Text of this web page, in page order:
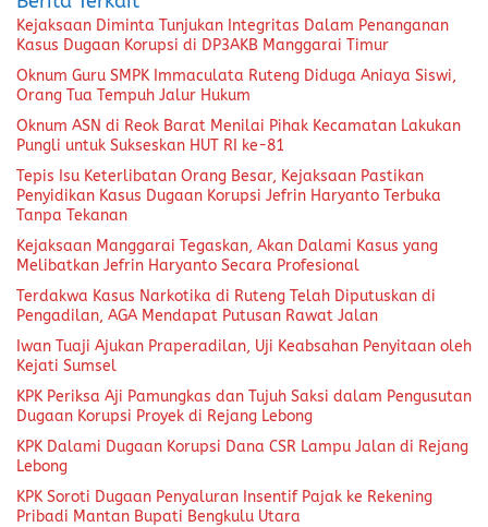
Kejaksaan Diminta Tunjukan Integritas Dalam Penanganan
Kasus Dugaan Korupsi di DP3AKB Manggarai Timur
Oknum Guru SMPK Immaculata Ruteng Diduga Aniaya Siswi,
Orang Tua Tempuh Jalur Hukum
Oknum ASN di Reok Barat Menilai Pihak Kecamatan Lakukan
Pungli untuk Sukseskan HUT RI ke-81
Tepis Isu Keterlibatan Orang Besar, Kejaksaan Pastikan
Penyidikan Kasus Dugaan Korupsi Jefrin Haryanto Terbuka
Tanpa Tekanan
Kejaksaan Manggarai Tegaskan, Akan Dalami Kasus yang
Melibatkan Jefrin Haryanto Secara Profesional
Terdakwa Kasus Narkotika di Ruteng Telah Diputuskan di
Pengadilan, AGA Mendapat Putusan Rawat Jalan
Iwan Tuaji Ajukan Praperadilan, Uji Keabsahan Penyitaan oleh
Kejati Sumsel
KPK Periksa Aji Pamungkas dan Tujuh Saksi dalam Pengusutan
Dugaan Korupsi Proyek di Rejang Lebong
KPK Dalami Dugaan Korupsi Dana CSR Lampu Jalan di Rejang
Lebong
KPK Soroti Dugaan Penyaluran Insentif Pajak ke Rekening
Pribadi Mantan Bupati Bengkulu Utara